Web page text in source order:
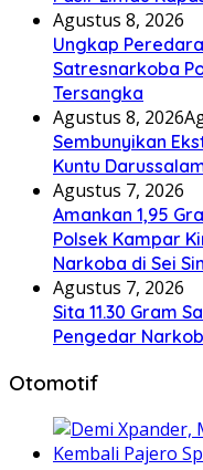
Agustus 8, 2026
Ungkap
Satresnarkoba
Tersangka
Agustus 8, 2026
Sembunyikan
Kuntu
Agustus 7, 2026
Amankan 1,95
Polsek Kampar
Narkoba di Sei
Agustus 7, 2026
Sita 11.30 Gram
Pengedar
Otomotif